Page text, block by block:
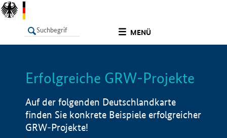
MENÜ
LISTE Info
Erfolgreiche GRW-Projekte
Auf der folgenden Deutschlandkarte
finden Sie konkrete Beispiele erfolgreicher
GRW-Projekte!